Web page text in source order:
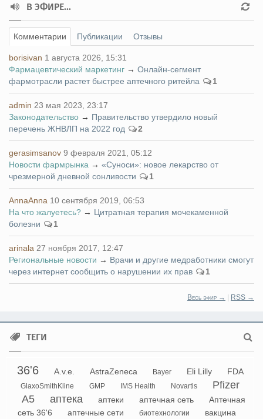
В ЭФИРЕ...
Комментарии Публикации Отзывы
borisivan 1 августа 2026, 15:31
Фармацевтический маркетинг → Онлайн-сегмент
фармотрасли растет быстрее аптечного ритейла
1
admin 23 мая 2023, 23:17
Законодательство → Правительство утвердило новый
перечень ЖНВЛП на 2022 год
2
gerasimsanov 9 февраля 2021, 05:12
Новости фармрынка → «Суноси»: новое лекарство от
чрезмерной дневной сонливости
1
AnnaAnna 10 сентября 2019, 06:53
На что жалуетесь? → Цитратная терапия мочекаменной
болезни
1
arinala 27 ноября 2017, 12:47
Региональные новости → Врачи и другие медработники смогут
через интернет сообщить о нарушении их прав
1
Весь эфир → | RSS →
ТЕГИ
36'6 A.v.e. AstraZeneca Bayer Eli Lilly FDA
GlaxoSmithKline GMP IMS Health Novartis
Pfizer
А5
аптека аптеки аптечная сеть
Аптечная
сеть 36'6
аптечные сети биотехнологии вакцина